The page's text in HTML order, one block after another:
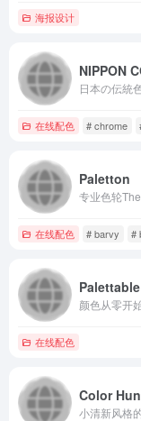
海报设计
NIPPON
日本の伝統色
在线配色 # chrome
Paletton
专业色轮
在线配色 # barvy #
Palettable
颜色从零开
在线配色
Color
小清新风格